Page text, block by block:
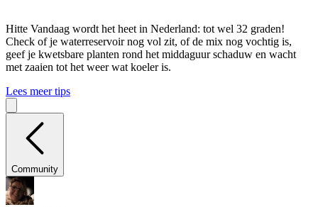
Hitte Vandaag wordt het heet in Nederland: tot wel 32 graden!
Check of je waterreservoir nog vol zit, of de mix nog vochtig is,
geef je kwetsbare planten rond het middaguur schaduw en wacht
met zaaien tot het weer wat koeler is.
Lees meer tips
Community